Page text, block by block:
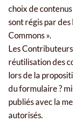
choix de
sont régis par
Commons ».
Les
réutilisation des
lors de la
du formulaire ?
publiés avec la
autorisés.